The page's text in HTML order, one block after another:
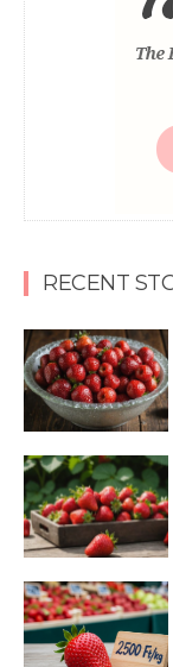
RECENT